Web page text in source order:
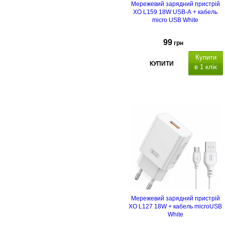
Мережевий зарядний пристрій
XO L159 18W USB-A + кабель
micro USB White
99 грн
КУПИТИ
Купити
в 1 клік
Мережевий зарядний пристрій
XO L127 18W + кабель microUSB
White